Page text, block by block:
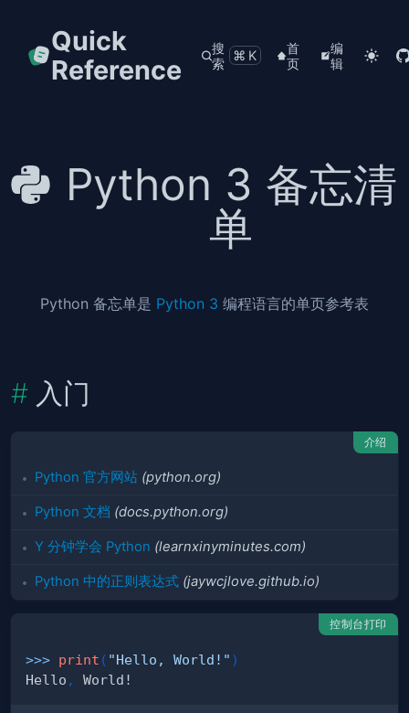
Quick
Reference
搜
索
⌘K
首
页
编
辑
Python 3 备忘清
单
Python 备忘单是 Python 3 编程语言的单页参考表
入门
介绍
Python 官方网站 (python.org)
Python 文档 (docs.python.org)
Y 分钟学会 Python (learnxinyminutes.com)
Python 中的正则表达式 (jaywcjlove.github.io)
控制台打印
>>> print ( "Hello, World!" )
Hello ,